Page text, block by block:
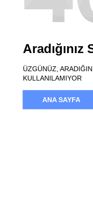
ÜZGÜNÜZ,
KULLANILAMIYOR
ANA SAYFA